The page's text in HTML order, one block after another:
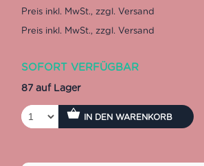
SOFORT VERFÜGBAR
87 auf Lager
IN DEN WARENKORB